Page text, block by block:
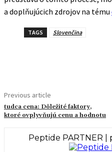
a doplňujúcich zdrojov na tému
TAGS Slovenčina
Previous article
tudca cena: Dôležité faktory,
ktoré ovplyvňujú cenu a hodnotu
Peptide PARTNER